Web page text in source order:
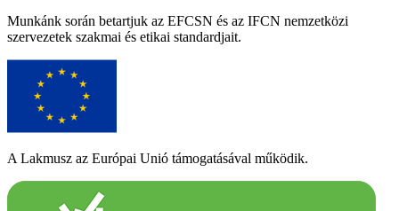
Munkánk során betartjuk az EFCSN és az IFCN nemzetközi
szervezetek szakmai és etikai standardjait.
A Lakmusz az Európai Unió támogatásával működik.